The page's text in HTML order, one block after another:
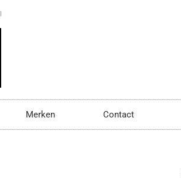
Merken Contact